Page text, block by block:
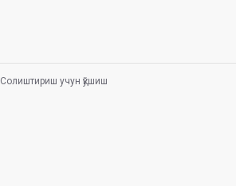
Солиштириш учун қўшиш